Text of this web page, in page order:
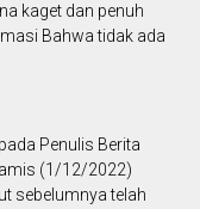
kaget dan penuh
Bahwa tidak ada
Penulis Berita
(1/12/2022)
sebelumnya telah